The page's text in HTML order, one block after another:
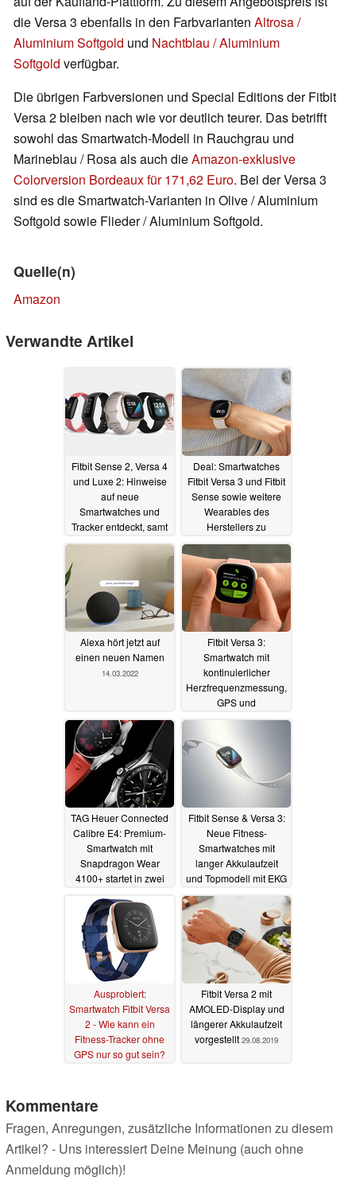
die Versa 3 ebenfalls in den Farbvarianten Altrosa /
Aluminium Softgold und Nachtblau / Aluminium
Softgold verfügbar.
Die übrigen Farbversionen und Special Editions der Fitbit
Versa 2 bleiben nach wie vor deutlich teurer. Das betrifft
sowohl das Smartwatch-Modell in Rauchgrau und
Marineblau / Rosa als auch dieAmazon-exklusive
Colorversion Bordeaux für 171,62 Euro. Bei der Versa 3
sind es die Smartwatch-Varianten in Olive / Aluminium
Softgold sowie Flieder / Aluminium Softgold.
Quelle(n)
Amazon
Verwandte Artikel
Fitbit Sense 2, Versa 4
und Luxe 2: Hinweise
auf neue
Smartwatches und
Tracker entdeckt, samt
Überraschung26.03.2022
Deal: Smartwatches
Fitbit Versa 3 und Fitbit
Sense sowie weitere
Wearables des
Herstellers zu
Bestpreisen im
Angebot26.03.2022
Alexa hört jetzt auf
einen neuen Namen
14.03.2022
Fitbit Versa 3:
Smartwatch mit
kontinuierlicher
Herzfrequenzmessung,
GPS und
Sprachassistenten im
TAG Heuer Connected
Calibre E4: Premium-
Smartwatch mit
Snapdragon Wear
4100+ startet in zwei
Fitbit Sense & Versa 3:
Neue Fitness-
Smartwatches mit
langer Akkulaufzeit
und Topmodell mit EKG
25.08.2020
Ausprobiert:
Smartwatch Fitbit Versa
2 - Wie kann ein
Fitness-Tracker ohne
GPS nur so gut sein?
Fitbit Versa 2 mit
AMOLED-Display und
längerer Akkulaufzeit
vorgestellt 29.08.2019
Kommentare
Fragen, Anregungen, zusätzliche Informationen zu diesem
Artikel? - Uns interessiert Deine Meinung (auch ohne
Anmeldung möglich)!